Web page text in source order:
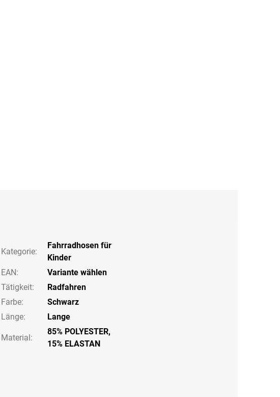
Kategorie:
Fahrradhosen für
Kinder
EAN:
Variante wählen
Tätigkeit:
Radfahren
Farbe:
Schwarz
Länge: Lange
Material:
85% POLYESTER,
15% ELASTAN